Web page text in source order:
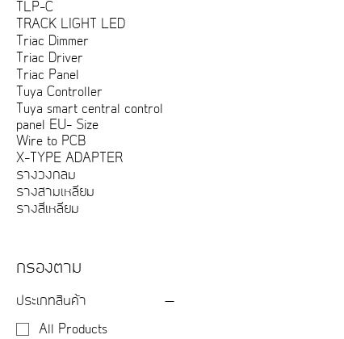
TLP-C
TRACK LIGHT LED
Triac Dimmer
Triac Driver
Triac Panel
Tuya Controller
Tuya smart central control
panel EU- Size
Wire to PCB
X-TYPE ADAPTER
รางวงกลม
รางสามเหลี่ยม
รางสี่เหลี่ยม
กรองตาม
ประเภทสินค้า
All Products